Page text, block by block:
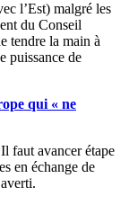
l’Est) malgré les
du Conseil
tendre la main à
puissance de
qui « ne
faut avancer étape
en échange de